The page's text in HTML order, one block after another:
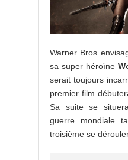
Warner Bros
sa super héroïne
serait toujours
premier film
Sa suite se
guerre mondiale
troisième se